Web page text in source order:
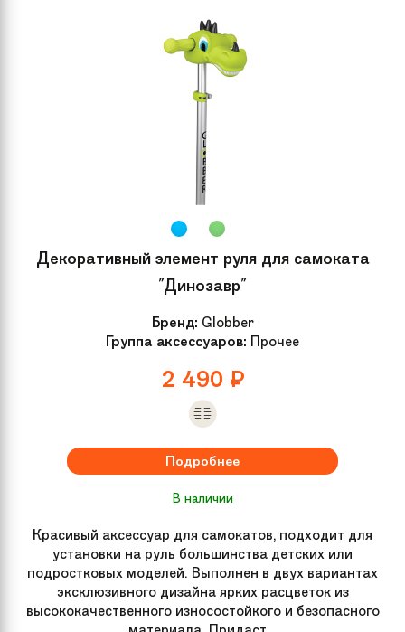
Декоративный элемент руля для самоката
"Динозавр"
Бренд: Globber
Группа аксессуаров: Прочее
2 490 ₽
Подробнее
В наличии
Красивый аксессуар для самокатов, подходит для
установки на руль большинства детских или
подростковых моделей. Выполнен в двух вариантах
эксклюзивного дизайна ярких расцветок из
высококачественного износостойкого и безопасного